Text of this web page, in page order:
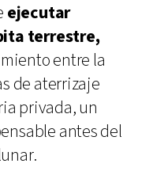
ejecutar
terrestre,
entre la
de aterrizaje
privada, un
antes del